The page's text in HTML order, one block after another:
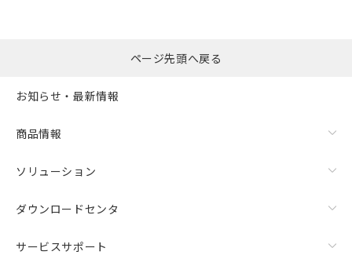
ページ先頭へ戻る
お知らせ・最新情報
商品情報
ソリューション
ダウンロードセンタ
サービスサポート